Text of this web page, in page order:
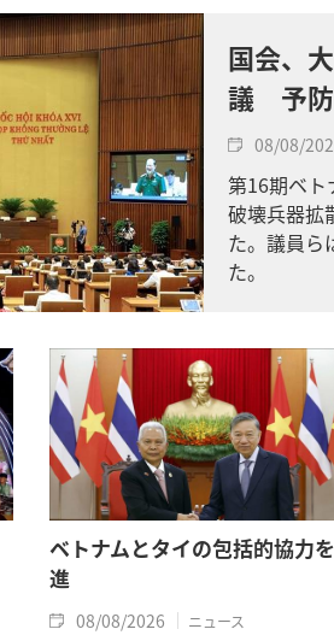
国会、
議 予防
08/08/
第16期ベト
破壊兵器拡
た。議員ら
た。
ベトナムとタイの包括的協力
進
08/08/2026 ニュース